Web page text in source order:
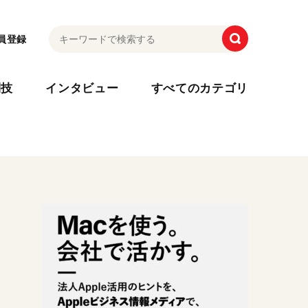
登録
インタビュー すべてのカテゴリ